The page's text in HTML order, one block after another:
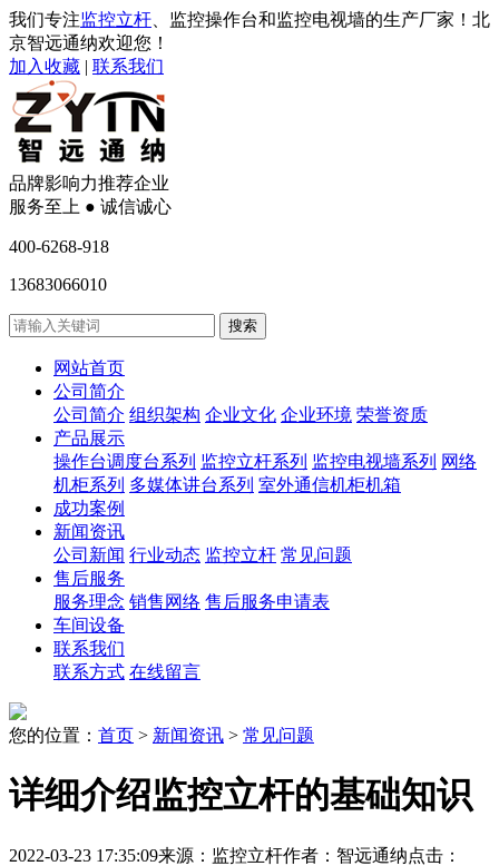
我们专注监控立杆 、监控操作台和监控电视墙的生产厂家！北
京智远通纳欢迎您！
加入收藏 | 联系我们
品牌影响力推荐企业
服务至上 ● 诚信诚心
400-6268-918
13683066010
网站首页
公司简介
公司简介 组织架构 企业文化 企业环境 荣誉资质
产品展示
操作台调度台系列 监控立杆系列 监控电视墙系列 网络
机柜系列 多媒体讲台系列 室外通信机柜机箱
成功案例
新闻资讯
公司新闻 行业动态 监控立杆 常见问题
售后服务
服务理念 销售网络 售后服务申请表
车间设备
联系我们
联系方式 在线留言
您的位置： 首页 > 新闻资讯 > 常见问题
详细介绍监控立杆的基础知识
2022-03-23 17:35:09来源：监控立杆作者：智远通纳点击：